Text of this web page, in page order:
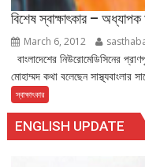
বিশেষ স্বাক্ষাৎকার – অধ্যাপক
March 6, 2012
বাংলাদেশের নিউরোমেডিসিনের
মোহাম্মদ কথা বলেছেন সাস্থ্যবাংলার
স্বাক্ষাৎকার
ENGLISH UPDATE